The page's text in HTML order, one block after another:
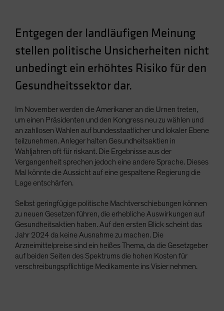
Sweden
Switzerland
US (Non-US Citizens/NRC)
Entgegen der landläufigen Meinung
stellen politische Unsicherheiten nicht
unbedingt ein erhöhtes Risiko für den
Gesundheitssektor dar.
Im November werden die Amerikaner an die Urnen treten,
um einen Präsidenten und den Kongress neu zu wählen und
an zahllosen Wahlen auf bundesstaatlicher und lokaler Ebene
teilzunehmen. Anleger halten Gesundheitsaktien in
Wahljahren oft für riskant. Die Ergebnisse aus der
Vergangenheit sprechen jedoch eine andere Sprache. Dieses
Mal könnte die Aussicht auf eine gespaltene Regierung die
Lage entschärfen.
Selbst geringfügige politische Machtverschiebungen können
zu neuen Gesetzen führen, die erhebliche Auswirkungen auf
Gesundheitsaktien haben. Auf den ersten Blick scheint das
Jahr 2024 da keine Ausnahme zu machen. Die
Arzneimittelpreise sind ein heißes Thema, da die Gesetzgeber
auf beiden Seiten des Spektrums die hohen Kosten für
verschreibungspflichtige Medikamente ins Visier nehmen.